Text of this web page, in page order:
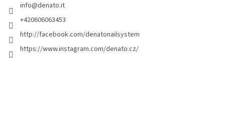
info@denato.it
+420606063453
http://facebook.com/denatonailsystem
https://www.instagram.com/denato.cz/